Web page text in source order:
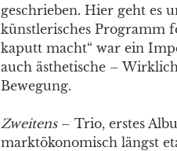
geschrieben. Hier geht es
künstlerisches Programm
kaputt macht“ war ein
auch ästhetische –
Bewegung.
Zweitens– Trio, erstes
marktökonomisch längst